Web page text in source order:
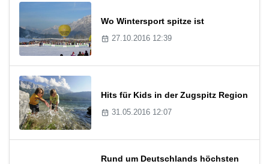
Wo Wintersport spitze ist
27.10.2016 12:39
Hits für Kids in der Zugspitz Region
31.05.2016 12:07
Rund um Deutschlands höchsten